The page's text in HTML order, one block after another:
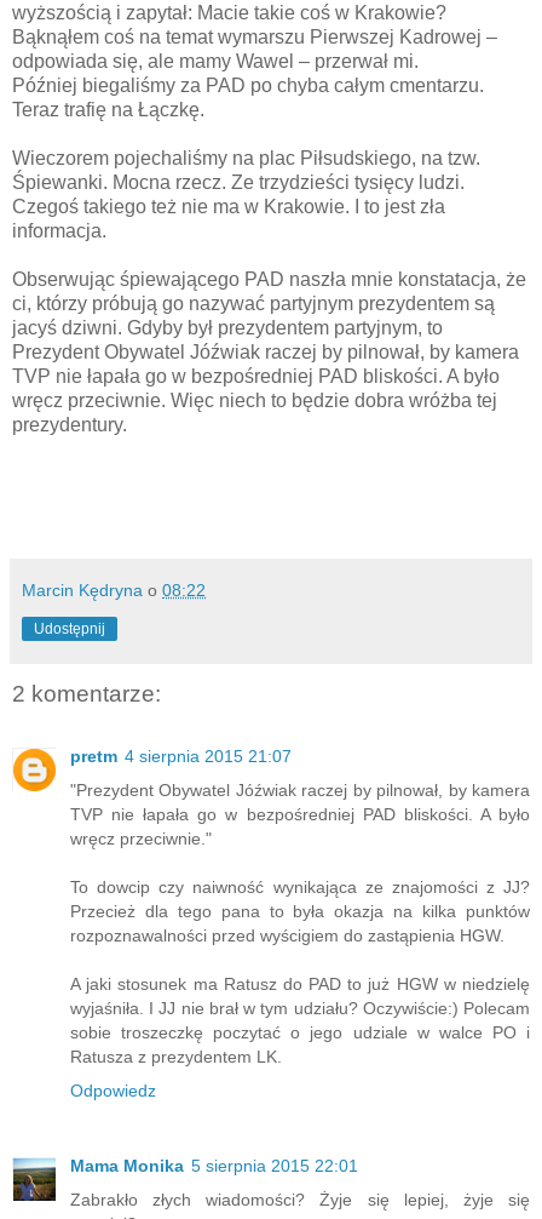
wyższością i zapytał: Macie takie coś w Krakowie?
Bąknąłem coś na temat wymarszu Pierwszej Kadrowej –
odpowiada się, ale mamy Wawel – przerwał mi.
Później biegaliśmy za PAD po chyba całym cmentarzu.
Teraz trafię na Łączkę.
Wieczorem pojechaliśmy na plac Piłsudskiego, na tzw.
Śpiewanki. Mocna rzecz. Ze trzydzieści tysięcy ludzi.
Czegoś takiego też nie ma w Krakowie. I to jest zła
informacja.
Obserwując śpiewającego PAD naszła mnie konstatacja, że
ci, którzy próbują go nazywać partyjnym prezydentem są
jacyś dziwni. Gdyby był prezydentem partyjnym, to
Prezydent Obywatel Jóźwiak raczej by pilnował, by kamera
TVP nie łapała go w bezpośredniej PAD bliskości. A było
wręcz przeciwnie. Więc niech to będzie dobra wróżba tej
prezydentury.
Marcin Kędryna o 08:22
Udostępnij
2 komentarze:
pretm 4 sierpnia 2015 21:07
"Prezydent Obywatel Jóźwiak raczej by pilnował, by kamera
TVP nie łapała go w bezpośredniej PAD bliskości. A było
wręcz przeciwnie."
To dowcip czy naiwność wynikająca ze znajomości z JJ?
Przecież dla tego pana to była okazja na kilka punktów
rozpoznawalności przed wyścigiem do zastąpienia HGW.
A jaki stosunek ma Ratusz do PAD to już HGW w niedzielę
wyjaśniła. I JJ nie brał w tym udziału? Oczywiście:) Polecam
sobie troszeczkę poczytać o jego udziale w walce PO i
Ratusza z prezydentem LK.
Odpowiedz
Mama Monika 5 sierpnia 2015 22:01
Zabrakło złych wiadomości? Żyje się lepiej, żyje się